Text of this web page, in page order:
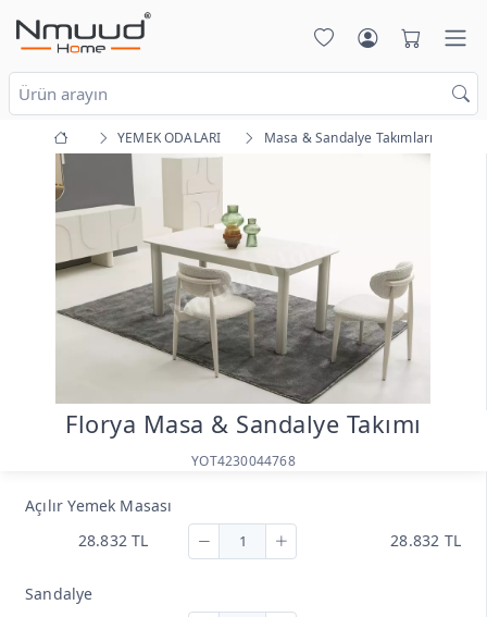
YEMEK ODALARI Masa & Sandalye Takımları
Florya Masa & Sandalye Takımı
YOT4230044768
Açılır Yemek Masası
28.832 TL
28.832 TL
Sandalye